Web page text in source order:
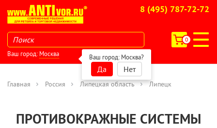
8 (495) 787-72-72
0
Ваш город: Москва Ваш город: Москва?
Да Нет
Главная Россия Липецкая область Липецк
ПРОТИВОКРАЖНЫЕ СИСТЕМЫ